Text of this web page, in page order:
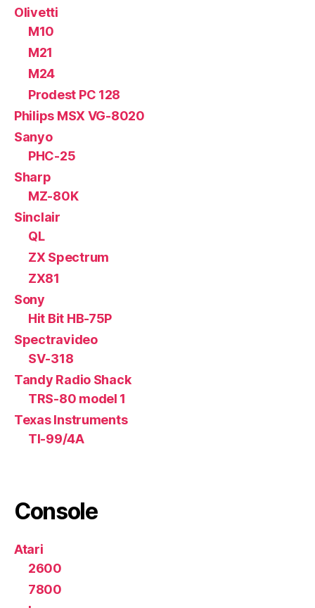
Olivetti
M10
M21
M24
Prodest PC 128
Philips MSX VG-8020
Sanyo
PHC-25
Sharp
MZ-80K
Sinclair
QL
ZX Spectrum
ZX81
Sony
Hit Bit HB-75P
Spectravideo
SV-318
Tandy Radio Shack
TRS-80 model 1
Texas Instruments
TI-99/4A
Console
Atari
2600
7800